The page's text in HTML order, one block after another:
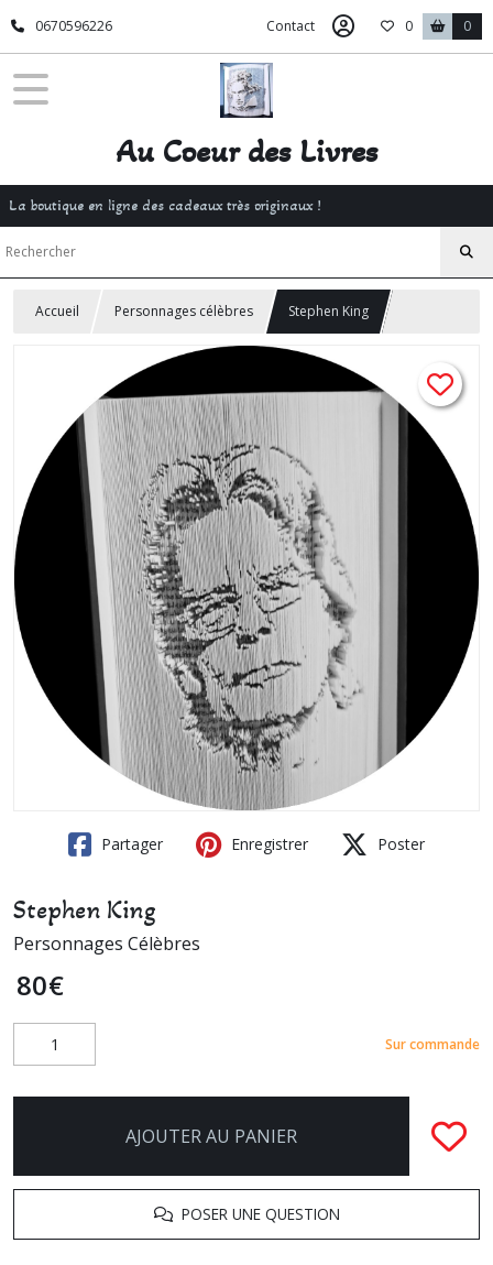
0670596226 Contact 0 0
Au Coeur des Livres
La boutique en ligne des cadeaux très originaux !
Accueil Personnages célèbres Stephen King
Partager Enregistrer Poster
Stephen King
Personnages Célèbres
80€
Sur commande
AJOUTER AU PANIER
POSER UNE QUESTION